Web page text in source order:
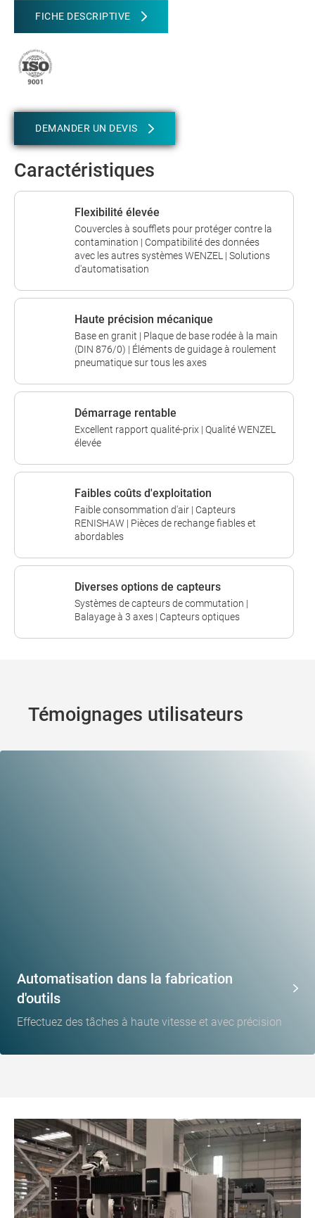
FICHE DESCRIPTIVE
DEMANDER UN DEVIS
Caractéristiques
Flexibilité élevée
Couvercles à soufflets pour protéger contre la
contamination | Compatibilité des données
avec les autres systèmes WENZEL | Solutions
d'automatisation
Haute précision mécanique
Base en granit | Plaque de base rodée à la main
(DIN 876/0) | Éléments de guidage à roulement
pneumatique sur tous les axes
Démarrage rentable
Excellent rapport qualité-prix | Qualité WENZEL
élevée
Faibles coûts d'exploitation
Faible consommation d'air | Capteurs
RENISHAW | Pièces de rechange fiables et
abordables
Diverses options de capteurs
Systèmes de capteurs de commutation |
Balayage à 3 axes | Capteurs optiques
Témoignages utilisateurs
Automatisation dans la fabrication
d'outils
Effectuez des tâches à haute vitesse et avec précision